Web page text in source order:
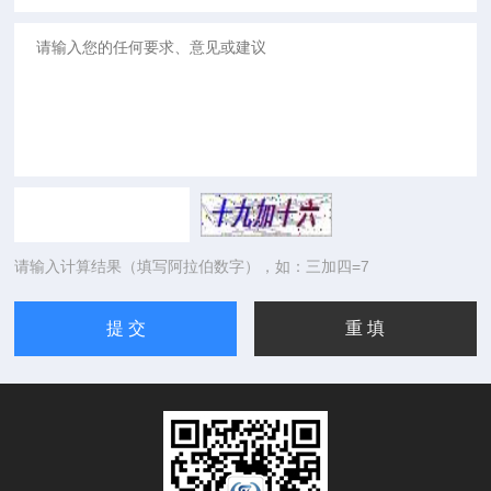
请输入计算结果（填写阿拉伯数字），如：三加四=7